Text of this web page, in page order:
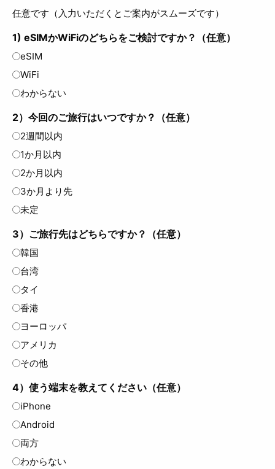
任意です（入力いただくとご案内がスムーズです）
1) eSIMかWiFiのどちらをご検討ですか？（任意）
eSIM
WiFi
わからない
2）今回のご旅行はいつですか？（任意）
2週間以内
1か月以内
2か月以内
3か月より先
未定
3）ご旅行先はどちらですか？（任意）
韓国
台湾
タイ
香港
ヨーロッパ
アメリカ
その他
4）使う端末を教えてください（任意）
iPhone
Android
両方
わからない